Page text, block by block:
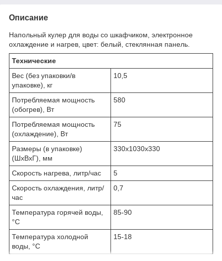
Описание
Напольный кулер для воды со шкафчиком, электронное
охлаждение и нагрев, цвет: белый, стеклянная панель.
Технические
Вес (без упаковки/в
упаковке), кг
10,5
Потребляемая мощность
(обогрев), Вт
580
Потребляемая мощность
(охлаждение), Вт
75
Размеры (в упаковке)
(ШхВхГ), мм
330x1030x330
Скорость нагрева, литр/час
5
Скорость охлаждения, литр/
час
0,7
Температура горячей воды,
°С
85-90
Температура холодной
воды, °С
15-18